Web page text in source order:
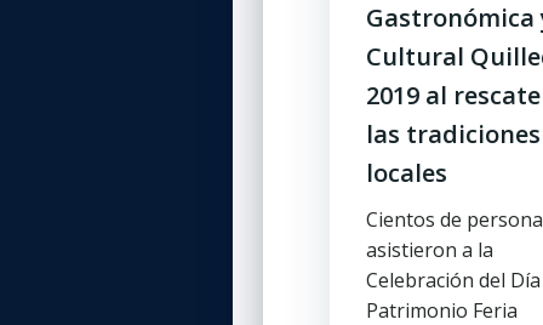
Gastronómica
Cultural
2019 al
las tradiciones
locales
Cientos de
asistieron a la
Celebración del
Patrimonio Feria